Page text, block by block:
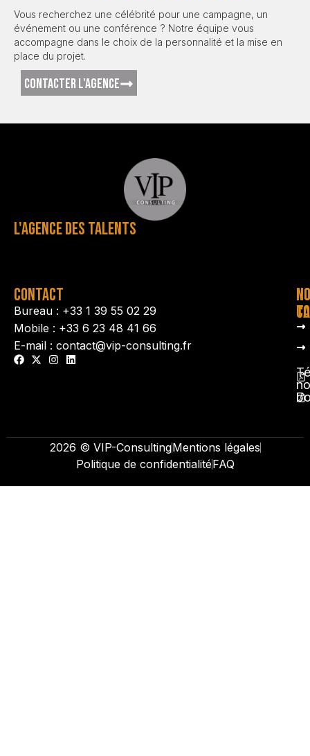
Vous recherchez une célébrité pour une campagne, un
événement ou une conférence ? Notre équipe vous
accompagne dans le choix de la personnalité et la mise en
place du projet.
CONTACTER L'AGENCE
L'AGENCE DES TALENTS
CONTACT
Bureau : +33 1 39 55 02 29
Mobile : +33 6 23 48 41 66
E-mail : contact@vip-consulting.fr
2026 © VIP-ConsultingMentions légales
Politique de confidentialitéFAQ